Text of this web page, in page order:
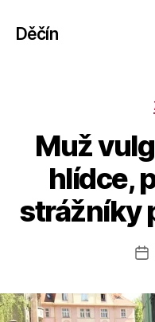
Děčín
Muž
hlídce,
strážníky